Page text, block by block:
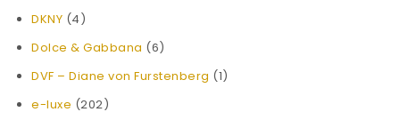
DKNY (4)
Dolce & Gabbana (6)
DVF – Diane von Furstenberg (1)
e-luxe (202)